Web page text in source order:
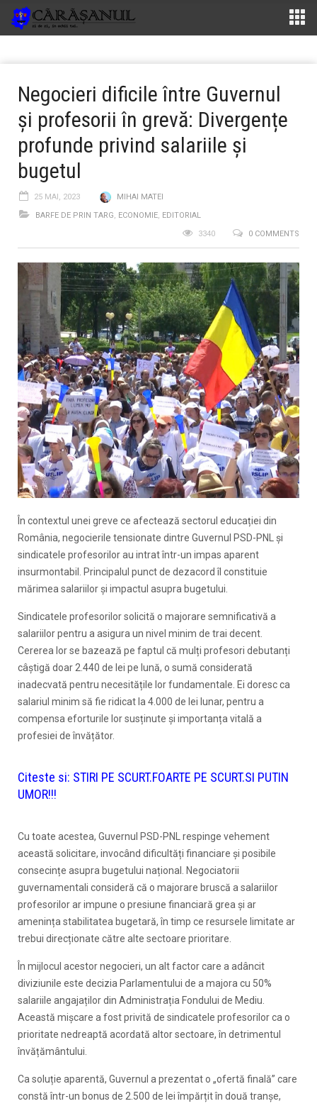
Negocieri dificile între Guvernul
și profesorii în grevă: Divergențe
profunde privind salariile și
bugetul
25 MAI, 2023
MIHAI MATEI
BARFE DE PRIN TARG, ECONOMIE, EDITORIAL
0 COMMENTS
3340
În contextul unei greve ce afectează sectorul educației din
România, negocierile tensionate dintre Guvernul PSD-PNL și
sindicatele profesorilor au intrat într-un impas aparent
insurmontabil. Principalul punct de dezacord îl constituie
mărimea salariilor și impactul asupra bugetului.
Sindicatele profesorilor solicită o majorare semnificativă a
salariilor pentru a asigura un nivel minim de trai decent.
Cererea lor se bazează pe faptul că mulți profesori debutanți
câștigă doar 2.440 de lei pe lună, o sumă considerată
inadecvată pentru necesitățile lor fundamentale. Ei doresc ca
salariul minim să fie ridicat la 4.000 de lei lunar, pentru a
compensa eforturile lor susținute și importanța vitală a
profesiei de învățător.
Citeste si: STIRI PE SCURT.FOARTE PE SCURT.SI PUTIN
UMOR!!!
Cu toate acestea, Guvernul PSD-PNL respinge vehement
această solicitare, invocând dificultăți financiare și posibile
consecințe asupra bugetului național. Negociatorii
guvernamentali consideră că o majorare bruscă a salariilor
profesorilor ar impune o presiune financiară grea și ar
amenința stabilitatea bugetară, în timp ce resursele limitate ar
trebui direcționate către alte sectoare prioritare.
În mijlocul acestor negocieri, un alt factor care a adâncit
diviziunile este decizia Parlamentului de a majora cu 50%
salariile angajaților din Administrația Fondului de Mediu.
Această mișcare a fost privită de sindicatele profesorilor ca o
prioritate nedreaptă acordată altor sectoare, în detrimentul
învățământului.
Ca soluție aparentă, Guvernul a prezentat o „ofertă finală” care
constă într-un bonus de 2.500 de lei împărțit în două tranșe,